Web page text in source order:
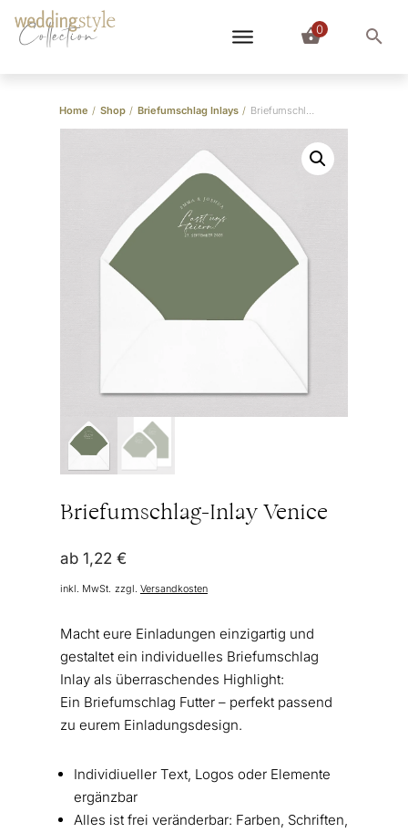
Collection 0
Home / Shop / Briefumschlag Inlays / Briefumschlag-Inlay Venice
Briefumschlag-Inlay Venice
ab 1,22 €
inkl. MwSt. zzgl. Versandkosten
Macht eure Einladungen einzigartig und
gestaltet ein individuelles Briefumschlag
Inlay als überraschendes Highlight:
Ein Briefumschlag Futter – perfekt passend
zu eurem Einladungsdesign.
Individiueller Text, Logos oder Elemente
ergänzbar
Alles ist frei veränderbar: Farben, Schriften,